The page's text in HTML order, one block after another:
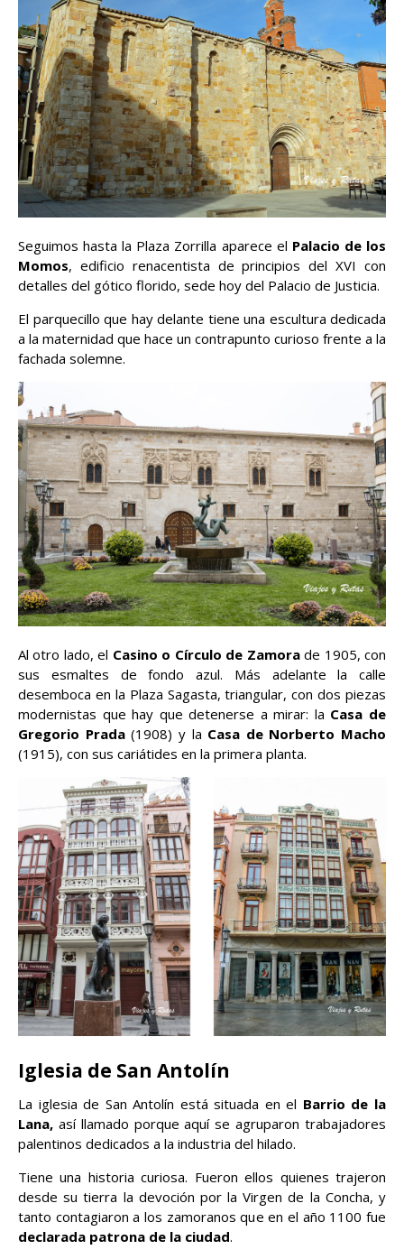
Seguimos hasta la Plaza Zorrilla aparece el Palacio de los
Momos, edificio renacentista de principios del XVI con
detalles del gótico florido, sede hoy del Palacio de Justicia.
El parquecillo que hay delante tiene una escultura dedicada
a la maternidad que hace un contrapunto curioso frente a la
fachada solemne.
Al otro lado, el Casino o Círculo de Zamorade 1905, con
sus esmaltes de fondo azul. Más adelante la calle
desemboca en la Plaza Sagasta, triangular, con dos piezas
modernistas que hay que detenerse a mirar: la Casa de
Gregorio Prada(1908) y la Casa de Norberto Macho
(1915), con sus cariátides en la primera planta.
Iglesia de San Antolín
La iglesia de San Antolín está situada en el Barrio de la
Lana, así llamado porque aquí se agruparon trabajadores
palentinos dedicados a la industria del hilado.
Tiene una historia curiosa. Fueron ellos quienes trajeron
desde su tierra la devoción por la Virgen de la Concha, y
tanto contagiaron a los zamoranos que en el año 1100 fue
declarada patrona de la ciudad.